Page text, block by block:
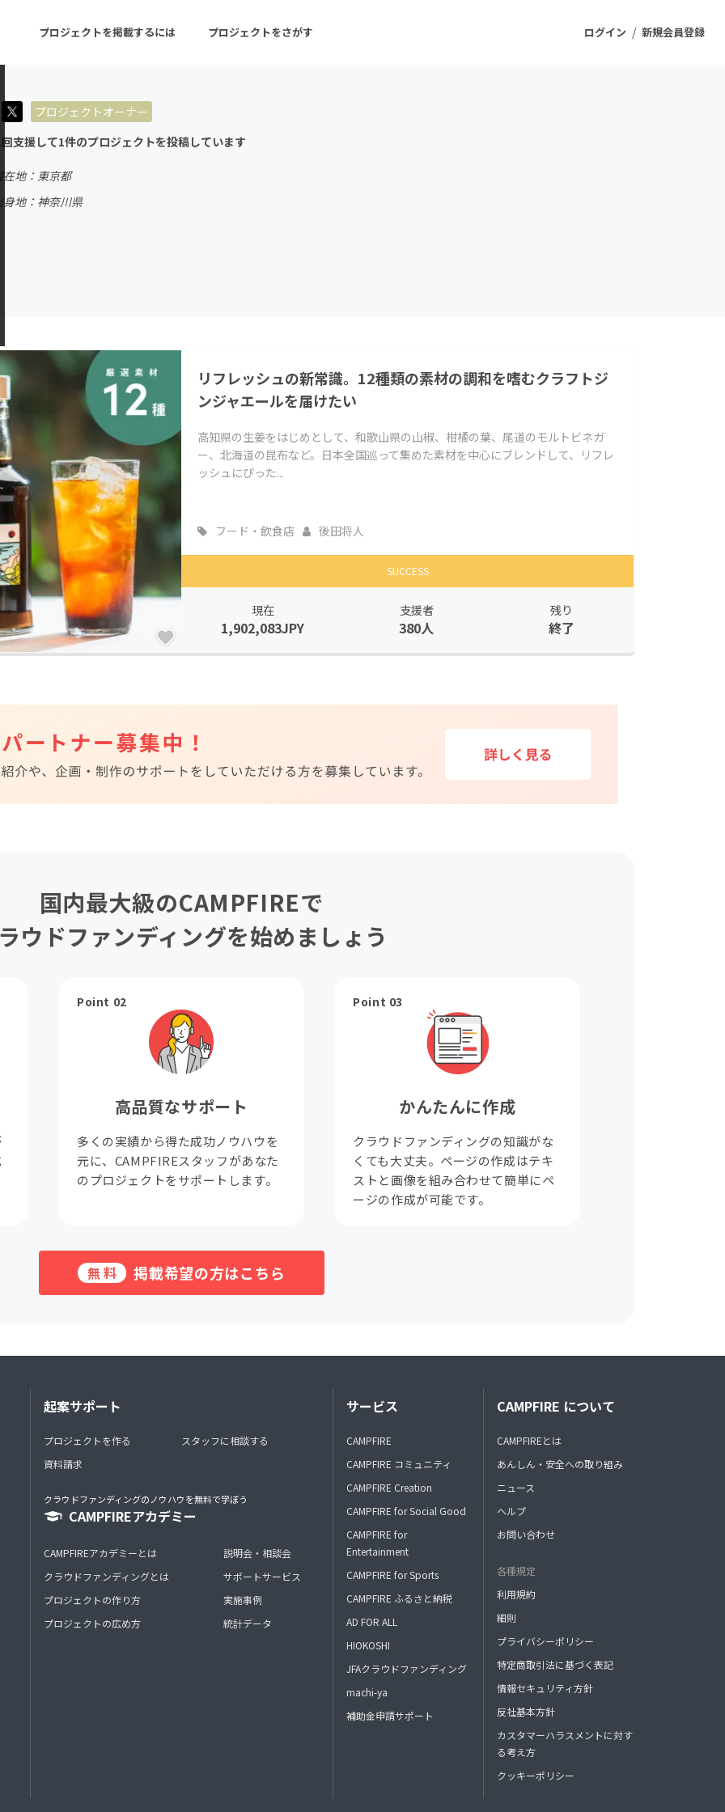
ログイン / 新規会員登録
プロジェクトを掲載するには プロジェクトをさがす
ーン 注目の新着プロジェクト 募集終了が近いプロジェクト
音楽
CAMPFIRE for Social Good
CAMPFIRE Creation
CAMPFIREふるさと納税
machi-ya コミュニティ
プロジェクトオーナー
支援して1件のプロジェクトを投稿しています
在地：東京都
身地：神奈川県
リフレッシュの新常識。12種類の素材の調和を嗜むクラフトジ
ンジャエールを届けたい
高知県の生姜をはじめとして、和歌山県の山椒、柑橘の葉、尾道のモルトビネガ
ー、北海道の昆布など。日本全国巡って集めた素材を中心にブレンドして、リフレ
ッシュにぴった...
フード・飲食店 後田将人
SUCCESS
現在
1,902,083JPY
支援者
380人
残り
終了
国内最大級のCAMPFIREで
ウドファンディングを始めましょう
Point 02
高品質なサポート
多くの実績から得た成功ノウハウを
元に、CAMPFIREスタッフがあなた
のプロジェクトをサポートします。
Point 03
かんたんに作成
クラウドファンディングの知識がな
くても大丈夫。ページの作成はテキ
ストと画像を組み合わせて簡単にペ
ージの作成が可能です。
無料 掲載希望の方はこちら
起案サポート
プロジェクトを作る
資料請求
スタッフに相談する
クラウドファンディングのノウハウを無料で学ぼう
CAMPFIREアカデミー
CAMPFIREアカデミーとは
クラウドファンディングとは
プロジェクトの作り方
プロジェクトの広め方
説明会・相談会
サポートサービス
実施事例
統計データ
サービス
CAMPFIRE
CAMPFIRE コミュニティ
CAMPFIRE Creation
CAMPFIRE for Social Good
CAMPFIRE for
Entertainment
CAMPFIRE for Sports
CAMPFIRE ふるさと納税
AD FOR ALL
HIOKOSHI
JFAクラウドファンディング
machi-ya
補助金申請サポート
CAMPFIRE について
CAMPFIREとは
あんしん・安全への取り組み
ニュース
ヘルプ
お問い合わせ
各種規定
利用規約
細則
プライバシーポリシー
特定商取引法に基づく表記
情報セキュリティ方針
反社基本方針
カスタマーハラスメントに対す
る考え方
クッキーポリシー